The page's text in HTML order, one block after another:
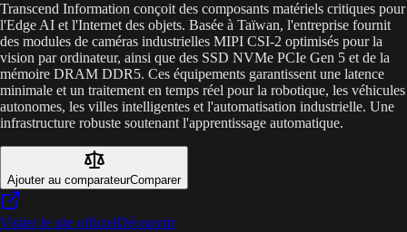
Transcend Information conçoit des composants matériels critiques pour
l'Edge AI et l'Internet des objets. Basée à Taïwan, l'entreprise fournit
des modules de caméras industrielles MIPI CSI-2 optimisés pour la
vision par ordinateur, ainsi que des SSD NVMe PCIe Gen 5 et de la
mémoire DRAM DDR5. Ces équipements garantissent une latence
minimale et un traitement en temps réel pour la robotique, les véhicules
autonomes, les villes intelligentes et l'automatisation industrielle. Une
infrastructure robuste soutenant l'apprentissage automatique.
Ajouter au comparateurComparer
Visiter le site officielDécouvrir